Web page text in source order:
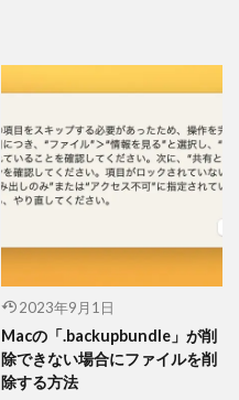
2023年9月1日
Macの「.backupbundle」が削
除できない場合にファイルを削
除する方法